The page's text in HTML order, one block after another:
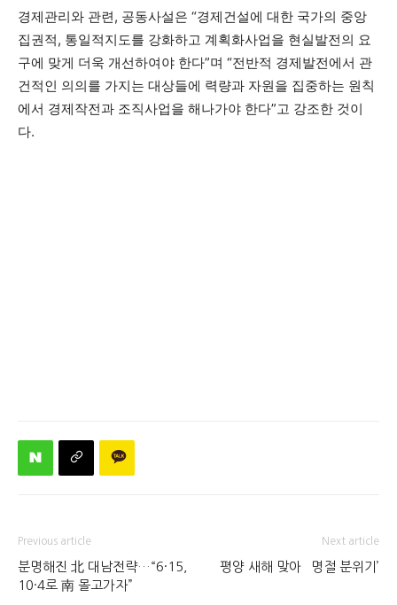
경제관리와 관련, 공동사설은 “경제건설에 대한 국가의 중앙
집권적, 통일적지도를 강화하고 계획화사업을 현실발전의 요
구에 맞게 더욱 개선하여야 한다”며 “전반적 경제발전에서 관
건적인 의의를 가지는 대상들에 력량과 자원을 집중하는 원칙
에서 경제작전과 조직사업을 해나가야 한다”고 강조한 것이
다.
Previous article
분명해진 北 대남전략…“6·15,
10·4로 南 몰고가자”
Next article
평양 새해 맞아 `명절 분위기’